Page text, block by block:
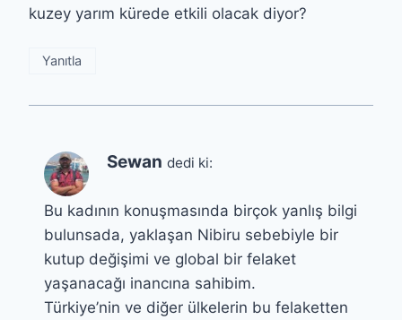
kuzey yarım kürede etkili olacak diyor?
Yanıtla
Sewan dedi ki:
Bu kadının konuşmasında birçok yanlış bilgi
bulunsada, yaklaşan Nibiru sebebiyle bir
kutup değişimi ve global bir felaket
yaşanacağı inancına sahibim.
Türkiye’nin ve diğer ülkelerin bu felaketten